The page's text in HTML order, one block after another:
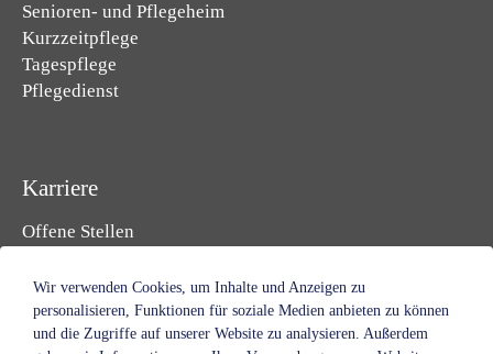
Senioren- und Pflegeheim
Kurzzeitpflege
Tagespflege
Pflegedienst
Karriere
Offene Stellen
Ausbildung & Studium
Freiwilligendienst
Praktikum & Ferien
Wir verwenden Cookies, um Inhalte und Anzeigen zu
personalisieren, Funktionen für soziale Medien anbieten zu können
und die Zugriffe auf unserer Website zu analysieren. Außerdem